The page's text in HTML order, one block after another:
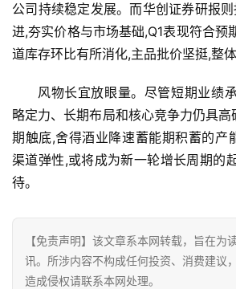
公司持续稳定发展。而华创证券研报
进,夯实价格与市场基础,Q1表现符合预
道库存环比有所消化,主品批价坚挺,整体
风物长宜放眼量。尽管短期业绩
略定力、长期布局和核心竞争力仍具高
期触底,舍得酒业降速蓄能期积蓄的产
渠道弹性,或将成为新一轮增长周期的
待。
【免责声明】该文章系本网转载，旨在为
讯。所涉内容不构成任何投资、消费建议
造成侵权请联系本网处理。